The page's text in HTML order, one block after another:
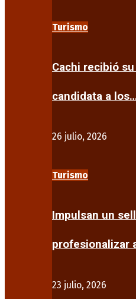
Turismo
Cachi recibió
candidata a
26 julio, 2026
Turismo
Impulsan un
profesionalizar
23 julio, 2026